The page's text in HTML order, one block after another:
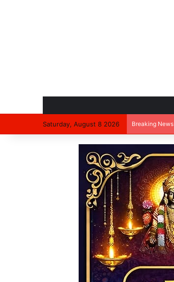
Saturday, August 8 2026 Breaking News